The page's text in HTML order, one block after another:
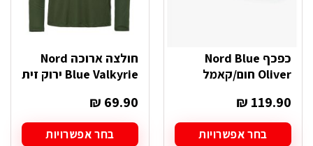
כפכף Nord Blue
Oliver חום/קאמל
₪ 119.90
בחר אפשרויות
חולצה ארוכה Nord
Blue Valkyrie ירוק זית
₪ 69.90
בחר אפשרויות